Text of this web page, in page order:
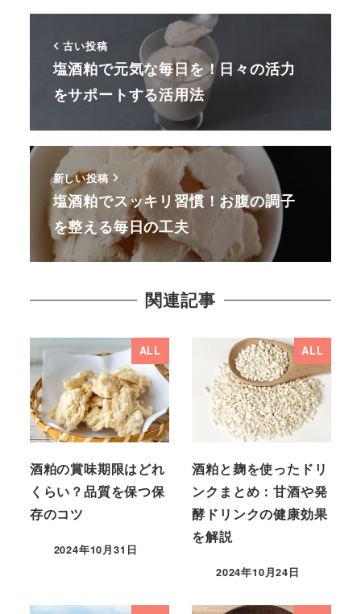
古い投稿
塩酒粕で元気な毎日を！日々の活力
をサポートする活用法
新しい投稿
塩酒粕でスッキリ習慣！お腹の調子
を整える毎日の工夫
関連記事
ALL
酒粕の賞味期限はどれ
くらい？品質を保つ保
存のコツ
2024年10月31日
ALL
酒粕と麹を使ったドリ
ンクまとめ：甘酒や発
酵ドリンクの健康効果
を解説
2024年10月24日